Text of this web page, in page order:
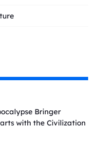
Bringer
with the Civilization